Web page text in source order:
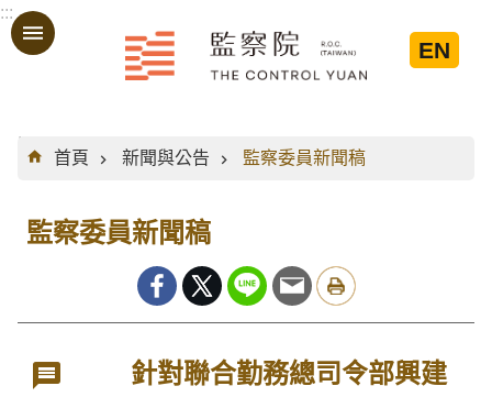
跳到主要內容區塊
:::
EN
:::
首頁
新聞與公告 監察委員新聞稿
監察委員新聞稿
針對聯合勤務總司令部興建